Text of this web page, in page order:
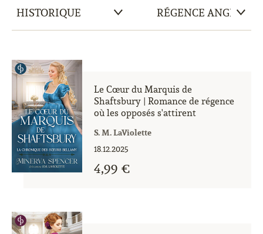
Le Cœur du Marquis de
Shaftsbury | Romance de régence
où les opposés s'attirent
S. M. LaViolette
18.12.2025
4,99 €